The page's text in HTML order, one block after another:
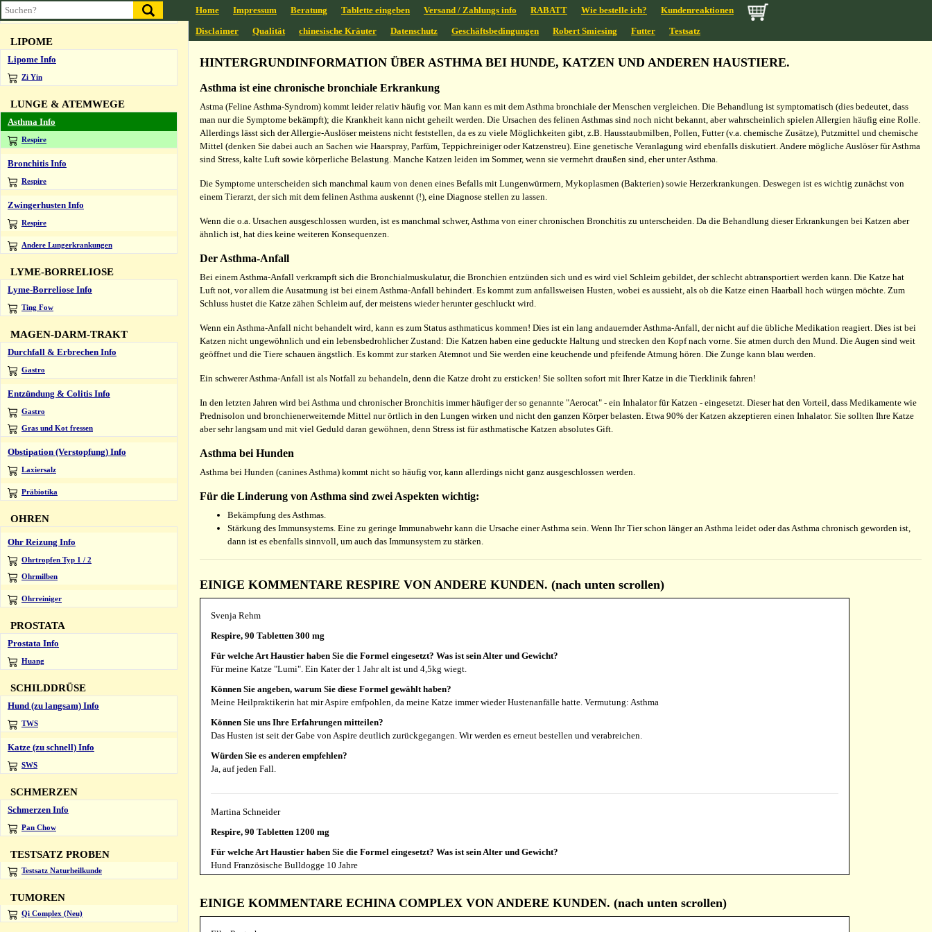
Bai Fen
LIPOME
Lipome Info
Zi Yin
LUNGE & ATEMWEGE
Asthma Info
Respire
Bronchitis Info
Respire
Zwingerhusten Info
Respire
Andere Lungerkrankungen
LYME-BORRELIOSE
Lyme-Borreliose Info
Ting Fow
MAGEN-DARM-TRAKT
Durchfall & Erbrechen Info
Gastro
Entzündung & Colitis Info
Gastro
Gras und Kot fressen
Obstipation (Verstopfung) Info
Laxiersalz
Präbiotika
OHREN
Ohr Reizung Info
Ohrtropfen Typ 1 / 2
Ohrmilben
Ohrreiniger
PROSTATA
Prostata Info
Huang
SCHILDDRÜSE
Hund (zu langsam) Info
TWS
Katze (zu schnell) Info
SWS
SCHMERZEN
Schmerzen Info
Pan Chow
TESTSATZ PROBEN
Testsatz Naturheilkunde
TUMOREN
Qi Complex (Neu)
Home Impressum Beratung Tablette eingeben Versand / Zahlungs info RABATT Wie bestelle ich?
Kundenreaktionen
Disclaimer
Qualität chinesische Kräuter Datenschutz Geschäftsbedingungen Robert Smiesing Futter Testsatz
HINTERGRUNDINFORMATION ÜBER ASTHMA BEI HUNDE, KATZEN UND ANDEREN HAUSTIERE.
Asthma ist eine chronische bronchiale Erkrankung
Astma (Feline Asthma-Syndrom) kommt leider relativ häufig vor. Man kann es mit dem Asthma bronchiale der Menschen vergleichen. Die Behandlung ist symptomatisch (dies bedeutet, dass
man nur die Symptome bekämpft); die Krankheit kann nicht geheilt werden. Die Ursachen des felinen Asthmas sind noch nicht bekannt, aber wahrscheinlich spielen Allergien häufig eine Rolle.
Allerdings lässt sich der Allergie-Auslöser meistens nicht feststellen, da es zu viele Möglichkeiten gibt, z.B. Hausstaubmilben, Pollen, Futter (v.a. chemische Zusätze), Putzmittel und chemische
Mittel (denken Sie dabei auch an Sachen wie Haarspray, Parfüm, Teppichreiniger oder Katzenstreu). Eine genetische Veranlagung wird ebenfalls diskutiert. Andere mögliche Auslöser für Asthma
sind Stress, kalte Luft sowie körperliche Belastung. Manche Katzen leiden im Sommer, wenn sie vermehrt draußen sind, eher unter Asthma.
Die Symptome unterscheiden sich manchmal kaum von denen eines Befalls mit Lungenwürmern, Mykoplasmen (Bakterien) sowie Herzerkrankungen. Deswegen ist es wichtig zunächst von
einem Tierarzt, der sich mit dem felinen Asthma auskennt (!), eine Diagnose stellen zu lassen.
Wenn die o.a. Ursachen ausgeschlossen wurden, ist es manchmal schwer, Asthma von einer chronischen Bronchitis zu unterscheiden. Da die Behandlung dieser Erkrankungen bei Katzen aber
ähnlich ist, hat dies keine weiteren Konsequenzen.
Der Asthma-Anfall
Bei einem Asthma-Anfall verkrampft sich die Bronchialmuskulatur, die Bronchien entzünden sich und es wird viel Schleim gebildet, der schlecht abtransportiert werden kann. Die Katze hat
Luft not, vor allem die Ausatmung ist bei einem Asthma-Anfall behindert. Es kommt zum anfallsweisen Husten, wobei es aussieht, als ob die Katze einen Haarball hoch würgen möchte. Zum
Schluss hustet die Katze zähen Schleim auf, der meistens wieder herunter geschluckt wird.
Wenn ein Asthma-Anfall nicht behandelt wird, kann es zum Status asthmaticus kommen! Dies ist ein lang andauernder Asthma-Anfall, der nicht auf die übliche Medikation reagiert. Dies ist bei
Katzen nicht ungewöhnlich und ein lebensbedrohlicher Zustand: Die Katzen haben eine geduckte Haltung und strecken den Kopf nach vorne. Sie atmen durch den Mund. Die Augen sind weit
geöffnet und die Tiere schauen ängstlich. Es kommt zur starken Atemnot und Sie werden eine keuchende und pfeifende Atmung hören. Die Zunge kann blau werden.
Ein schwerer Asthma-Anfall ist als Notfall zu behandeln, denn die Katze droht zu ersticken! Sie sollten sofort mit Ihrer Katze in die Tierklinik fahren!
In den letzten Jahren wird bei Asthma und chronischer Bronchitis immer häufiger der so genannte "Aerocat" - ein Inhalator für Katzen - eingesetzt. Dieser hat den Vorteil, dass Medikamente wie
Prednisolon und bronchienerweiternde Mittel nur örtlich in den Lungen wirken und nicht den ganzen Körper belasten. Etwa 90% der Katzen akzeptieren einen Inhalator. Sie sollten Ihre Katze
aber sehr langsam und mit viel Geduld daran gewöhnen, denn Stress ist für asthmatische Katzen absolutes Gift.
Asthma bei Hunden
Asthma bei Hunden (canines Asthma) kommt nicht so häufig vor, kann allerdings nicht ganz ausgeschlossen werden.
Für die Linderung von Asthma sind zwei Aspekten wichtig:
Bekämpfung des Asthmas.
Stärkung des Immunsystems. Eine zu geringe Immunabwehr kann die Ursache einer Asthma sein. Wenn Ihr Tier schon länger an Asthma leidet oder das Asthma chronisch geworden ist,
dann ist es ebenfalls sinnvoll, um auch das Immunsystem zu stärken.
EINIGE KOMMENTARE RESPIRE VON ANDERE KUNDEN. (nach unten scrollen)
Svenja Rehm
Respire, 90 Tabletten 300 mg
Für welche Art Haustier haben Sie die Formel eingesetzt? Was ist sein Alter und Gewicht?
Für meine Katze "Lumi". Ein Kater der 1 Jahr alt ist und 4,5kg wiegt.
Können Sie angeben, warum Sie diese Formel gewählt haben?
Meine Heilpraktikerin hat mir Aspire emfpohlen, da meine Katze immer wieder Hustenanfälle hatte. Vermutung: Asthma
Können Sie uns Ihre Erfahrungen mitteilen?
Das Husten ist seit der Gabe von Aspire deutlich zurückgegangen. Wir werden es erneut bestellen und verabreichen.
Würden Sie es anderen empfehlen?
Ja, auf jeden Fall.
Martina Schneider
Respire, 90 Tabletten 1200 mg
Für welche Art Haustier haben Sie die Formel eingesetzt? Was ist sein Alter und Gewicht?
Hund Französische Bulldogge 10 Jahre
Er kam aus dem Tierschutz, wurde dann operiert und hat immer noch Atemprobleme
Können Sie uns Ihre Erfahrungen mitteilen?
EINIGE KOMMENTARE ECHINA COMPLEX VON ANDERE KUNDEN. (nach unten scrollen)